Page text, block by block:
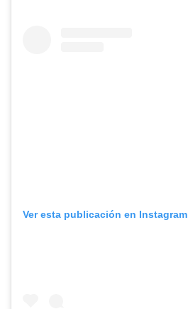
Ver esta publicación en Instagram